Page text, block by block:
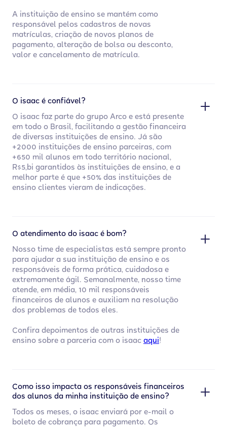
A instituição de ensino se mantém como
responsável pelos cadastros de novas
matrículas, criação de novos planos de
pagamento, alteração de bolsa ou desconto,
valor e cancelamento de matrícula.
O isaac é confiável?
O isaac faz parte do grupo Arco e está presente
em todo o Brasil, facilitando a gestão financeira
de diversas instituições de ensino. Já são
+2000 instituições de ensino parceiras, com
+650 mil alunos em todo território nacional,
R$5,bi garantidos às instituições de ensino, e a
melhor parte é que +50% das instituições de
ensino clientes vieram de indicações.
O atendimento do isaac é bom?
Nosso time de especialistas está sempre pronto
para ajudar a sua instituição de ensino e os
responsáveis de forma prática, cuidadosa e
extremamente ágil. Semanalmente, nosso time
atende, em média, 10 mil responsáveis
financeiros de alunos e auxiliam na resolução
dos problemas de todos eles.
Confira depoimentos de outras instituições de
ensino sobre a parceria com o isaac aqui!
Como isso impacta os responsáveis financeiros
dos alunos da minha instituição de ensino?
Todos os meses, o isaac enviará por e-mail o
boleto de cobrança para pagamento. Os